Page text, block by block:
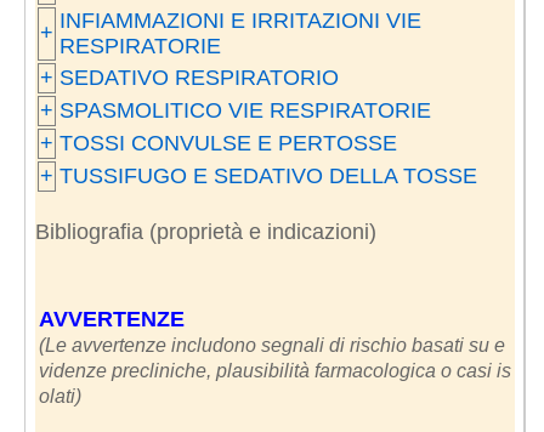
+ INFIAMMAZIONI E IRRITAZIONI VIE
RESPIRATORIE
+ SEDATIVO RESPIRATORIO
+ SPASMOLITICO VIE RESPIRATORIE
+ TOSSI CONVULSE E PERTOSSE
+ TUSSIFUGO E SEDATIVO DELLA TOSSE
Bibliografia (proprietà e indicazioni)
AVVERTENZE
(Le avvertenze includono segnali di rischio basati su e
videnze precliniche, plausibilità farmacologica o casi is
olati)